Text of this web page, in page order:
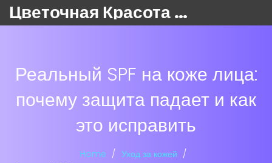
Цветочная Красота 24
Реальный SPF на коже лица:
почему защита падает и как
это исправить
Home
Уход за кожей